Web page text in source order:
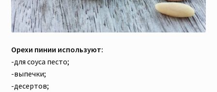
Орехи пинии используют:
-для соуса песто;
-выпечки;
-десертов;